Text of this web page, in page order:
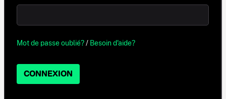
Mot de passe oublié?/ Besoin d'aide?
CONNEXION